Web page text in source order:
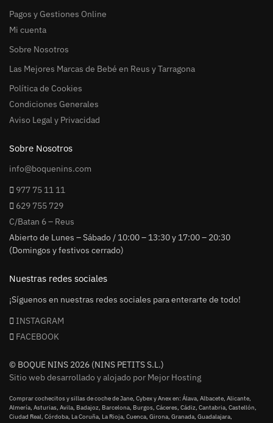
Pagos y Gestiones Online
Mi cuenta
Sobre Nosotros
Las Mejores Marcas de Bebé en Reus y Tarragona
Política de Cookies
Condiciones Generales
Aviso Legal y Privacidad
Sobre Nosotros
info@boquenins.com
977 75 11 11
629 755 729
C/Batan 6 – Reus
Abierto de Lunes – Sábado / 10:00 – 13:30 y 17:00 – 20:30
(Domingos y festivos cerrado)
Nuestras redes sociales
¡Síguenos en nuestras redes sociales para enterarte de todo!
INSTAGRAM
FACEBOOK
© BOQUE NINS 2026 (NINS PETITS S.L.)
Sitio web desarrollado y alojado por Mejor Hosting
Comprar cochecitos y sillas de coche de Jane, Cybex y Anex en: Álava, Albacete, Alicante,
Almería, Asturias, Avila, Badajoz, Barcelona, Burgos, Cáceres, Cádiz, Cantabria, Castellón,
Ciudad Real, Córdoba, La Coruña, La Rioja, Cuenca, Girona, Granada, Guadalajara,